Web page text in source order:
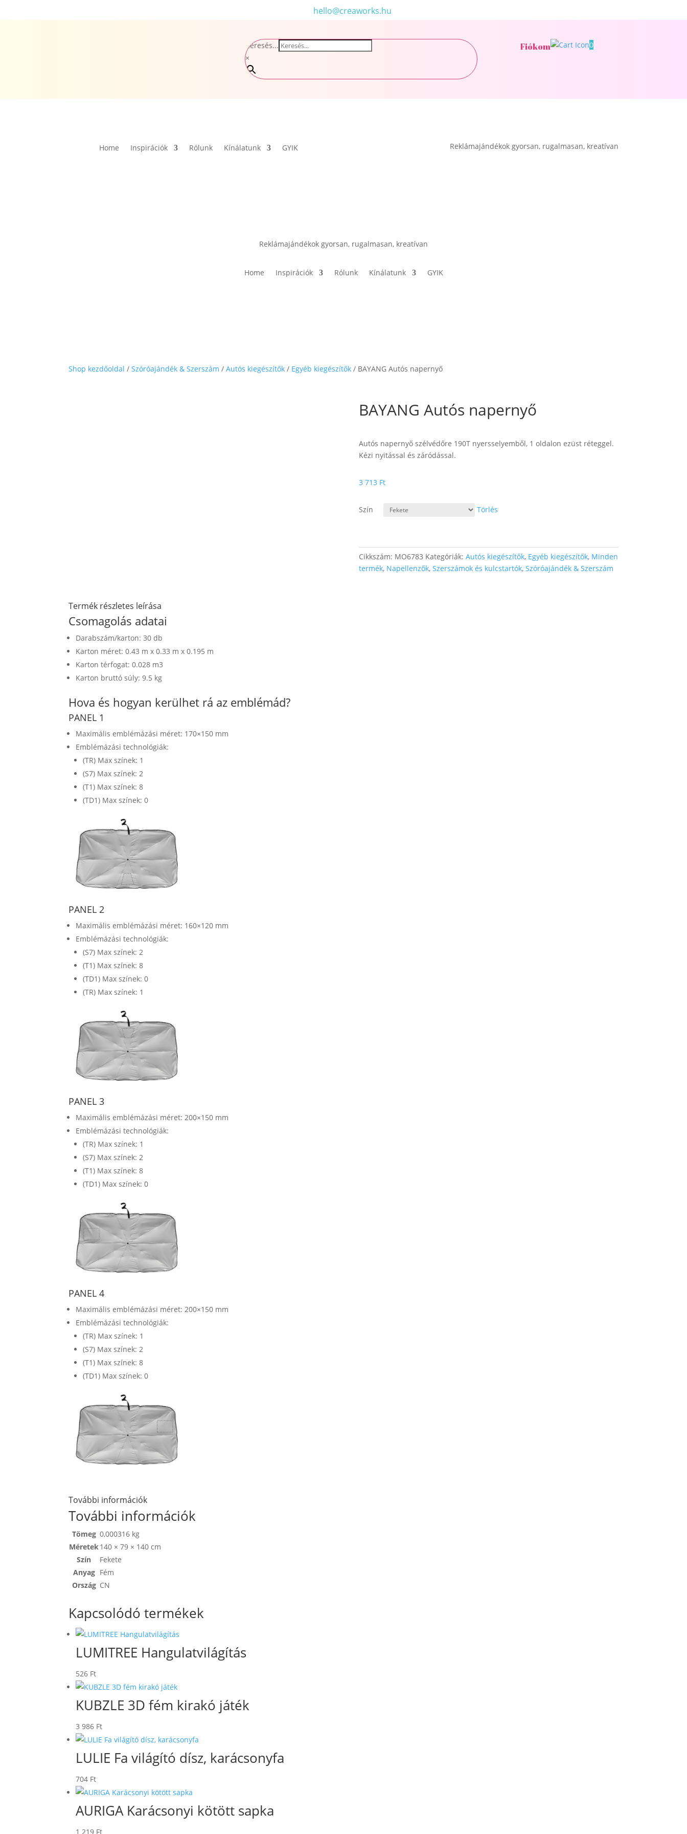
hello@creaworks.hu
Keresés...
×
Fiókom 0
Home Inspirációk Rólunk Kínálatunk GYIK Reklámajándékok gyorsan, rugalmasan, kreatívan
Reklámajándékok gyorsan, rugalmasan, kreatívan
Home Inspirációk Rólunk Kínálatunk GYIK
Shop kezdőoldal /Szóróajándék & Szerszám /Autós kiegészítők / Egyéb kiegészítők / BAYANG Autós napernyő
BAYANG Autós napernyő
Autós napernyő szélvédőre 190T nyersselyemből, 1 oldalon ezüst réteggel.
Kézi nyitással és záródással.
3 713 Ft
Szín Törlés
Cikkszám: MO6783 Kategóriák: Autós kiegészítők, Egyéb kiegészítők, Minden
termék, Napellenzők, Szerszámok és kulcstartók, Szóróajándék & Szerszám
Termék részletes leírása
Csomagolás adatai
Darabszám/karton: 30 db
Karton méret: 0.43 m x 0.33 m x 0.195 m
Karton térfogat: 0.028 m3
Karton bruttó súly: 9.5 kg
Hova és hogyan kerülhet rá az emblémád?
PANEL 1
Maximális emblémázási méret: 170×150 mm
Emblémázási technológiák:
(TR) Max színek: 1
(S7) Max színek: 2
(T1) Max színek: 8
(TD1) Max színek: 0
PANEL 2
Maximális emblémázási méret: 160×120 mm
Emblémázási technológiák:
(S7) Max színek: 2
(T1) Max színek: 8
(TD1) Max színek: 0
(TR) Max színek: 1
PANEL 3
Maximális emblémázási méret: 200×150 mm
Emblémázási technológiák:
(TR) Max színek: 1
(S7) Max színek: 2
(T1) Max színek: 8
(TD1) Max színek: 0
PANEL 4
Maximális emblémázási méret: 200×150 mm
Emblémázási technológiák:
(TR) Max színek: 1
(S7) Max színek: 2
(T1) Max színek: 8
(TD1) Max színek: 0
További információk
További információk
Tömeg 0,000316 kg
Méretek 140 × 79 × 140 cm
Szín
Fekete
Anyag Fém
Ország CN
Kapcsolódó termékek
LUMITREE Hangulatvilágítás
526 Ft
KUBZLE 3D fém kirakó játék
3 986 Ft
LULIE Fa világító dísz, karácsonyfa
704 Ft
AURIGA Karácsonyi kötött sapka
1 219 Ft